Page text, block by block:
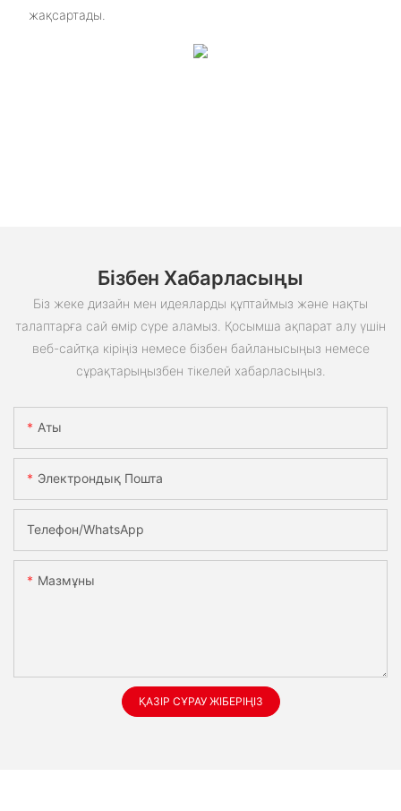
жақсартады.
Бізбен Хабарласыңы
Біз жеке дизайн мен идеяларды құптаймыз және нақты
талаптарға сай өмір сүре аламыз. Қосымша ақпарат алу үшін
веб-сайтқа кіріңіз немесе бізбен байланысыңыз немесе
сұрақтарыңызбен тікелей хабарласыңыз.
Аты
Электрондық Пошта
Телефон/whatsApp
Мазмұны
ҚАЗІР СҰРАУ ЖІБЕРІҢІЗ